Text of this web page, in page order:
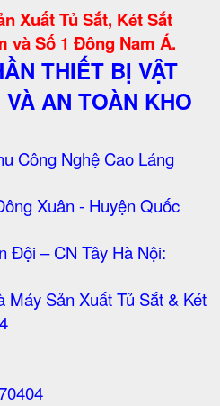
Xuất Tủ Sắt, Két Sắt
và Số 1 Đông Nam Á.
THIẾT BỊ VẬT
AN TOÀN KHO
Công Nghệ Cao Láng
Xuân - Huyện Quốc
Đội – CN Tây Hà Nội:
Sản Xuất Tủ Sắt & Két